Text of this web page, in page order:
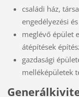
családi ház,
engedélyezési
meglévő épület
átépítések
gazdasági
melléképületek